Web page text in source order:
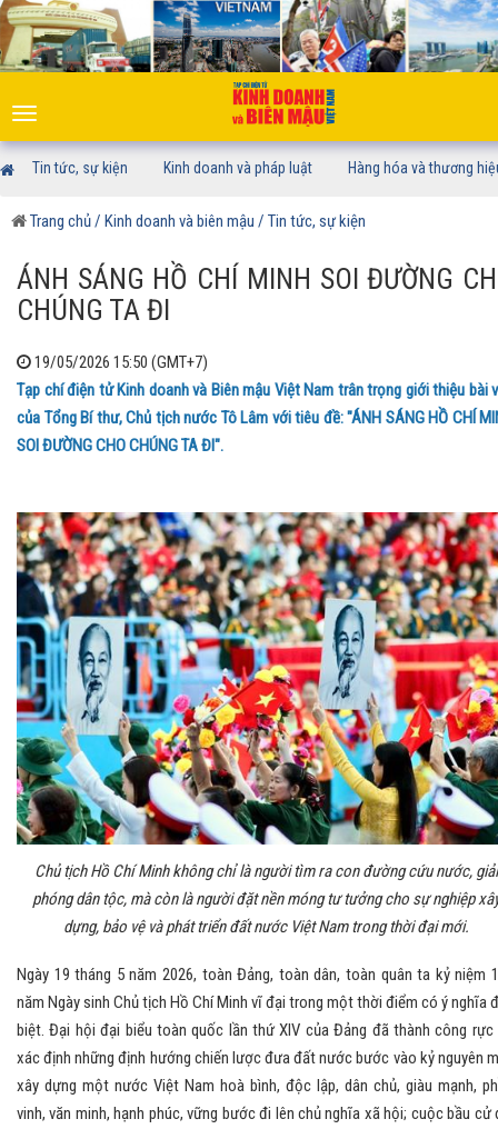
Toggle
navigation
Tin tức, sự kiện Kinh doanh và pháp luật Hàng hóa và thương
Trang chủ/ Kinh doanh và biên mậu / Tin tức, sự kiện
ÁNH SÁNG HỒ CHÍ MINH SOI ĐƯỜNG
CHÚNG TA ĐI
19/05/2026 15:50 (GMT+7)
Tạp chí điện tử Kinh doanh và Biên mậu Việt Nam trân trọng giới thiệu bài
của Tổng Bí thư, Chủ tịch nước Tô Lâm với tiêu đề: "ÁNH SÁNG HỒ CHÍ
SOI ĐƯỜNG CHO CHÚNG TA ĐI".
Chủ tịch Hồ Chí Minh không chỉ là người tìm ra con đường cứu nước, giải
phóng dân tộc, mà còn là người đặt nền móng tư tưởng cho sự nghiệp
dựng, bảo vệ và phát triển đất nước Việt Nam trong thời đại mới.
Ngày 19 tháng 5 năm 2026, toàn Đảng, toàn dân, toàn quân ta kỷ niệm
năm Ngày sinh Chủ tịch Hồ Chí Minh vĩ đại trong một thời điểm có ý nghĩa
biệt. Đại hội đại biểu toàn quốc lần thứ XIV của Đảng đã thành công rực
xác định những định hướng chiến lược đưa đất nước bước vào kỷ nguyên
xây dựng một nước Việt Nam hoà bình, độc lập, dân chủ, giàu mạnh,
vinh, văn minh, hạnh phúc, vững bước đi lên chủ nghĩa xã hội; cuộc bầu cử